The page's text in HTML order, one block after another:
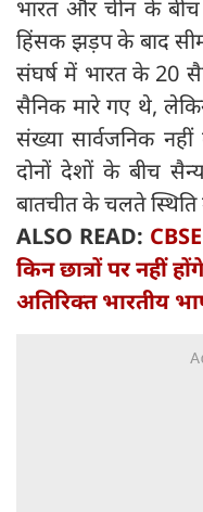
भारत और चीन के बीच
हिंसक झड़प के बाद
संघर्ष में भारत के 20
सैनिक मारे गए थे,
संख्या सार्वजनिक
दोनों देशों के बीच
बातचीत के चलते
ALSO READ:
किन छात्रों पर नहीं
अतिरिक्त भारतीय